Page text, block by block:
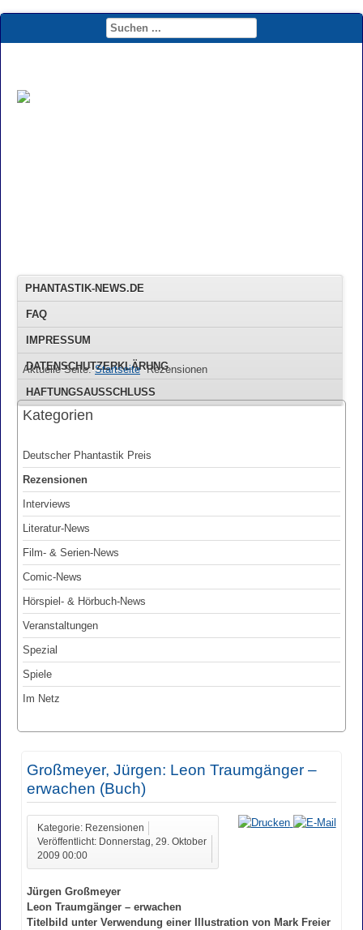
PHANTASTIK-NEWS.DE
FAQ
IMPRESSUM
DATENSCHUTZERKLÄRUNG
HAFTUNGSAUSSCHLUSS
Aktuelle Seite:Startseite Rezensionen
Kategorien
Deutscher Phantastik Preis
Rezensionen
Interviews
Literatur-News
Film- & Serien-News
Comic-News
Hörspiel- & Hörbuch-News
Veranstaltungen
Spezial
Spiele
Im Netz
Großmeyer, Jürgen: Leon Traumgänger –
erwachen (Buch)
Kategorie: Rezensionen
Veröffentlicht: Donnerstag, 29. Oktober
2009 00:00
Jürgen Großmeyer
Leon Traumgänger – erwachen
Titelbild unter Verwendung einer Illustration von Mark Freier